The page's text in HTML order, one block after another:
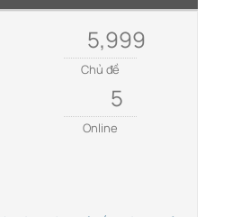
5,999
Chủ đề
5
Online